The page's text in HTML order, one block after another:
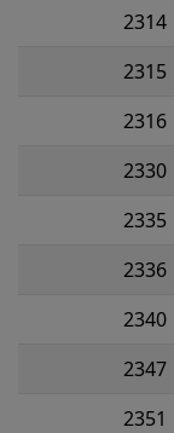
2314
2315
2316
2330
2335
2336
2340
2347
2351